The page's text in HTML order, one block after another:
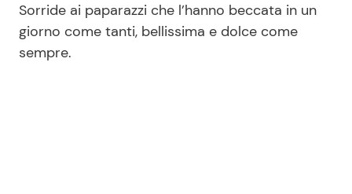
Sorride ai paparazzi che l’hanno beccata in un
giorno come tanti, bellissima e dolce come
sempre.